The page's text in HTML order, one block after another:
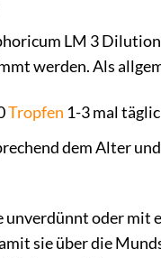
LM 3
werden. Als
Tropfen 1-3 mal
dem Alter
oder mit
sie über die